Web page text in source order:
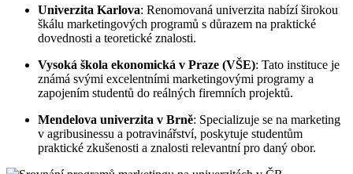
Univerzita Karlova: Renomovaná univerzita nabízí širokou
škálu marketingových programů s důrazem na praktické
dovednosti a teoretické znalosti.
Vysoká škola ekonomická v Praze (VŠE): Tato instituce je
známá svými excelentními marketingovými programy a
zapojením studentů do reálných firemních projektů.
Mendelova univerzita v Brně: Specializuje se na marketing
v agribusinessu a potravinářství, poskytuje studentům
praktické zkušenosti a znalosti relevantní pro daný obor.